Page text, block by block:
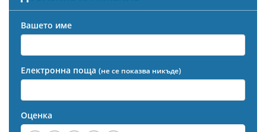
Вашето име
Електронна поща (не се показва никъде)
Оценка